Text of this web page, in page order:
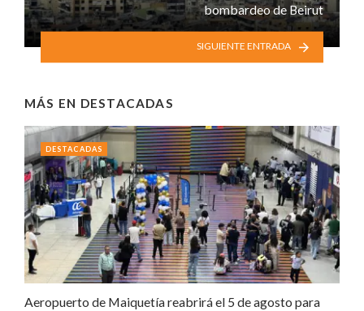
bombardeo de Beirut
SIGUIENTE ENTRADA
MÁS EN DESTACADAS
Aeropuerto de Maiquetía reabrirá el 5 de agosto para
DESTACADAS